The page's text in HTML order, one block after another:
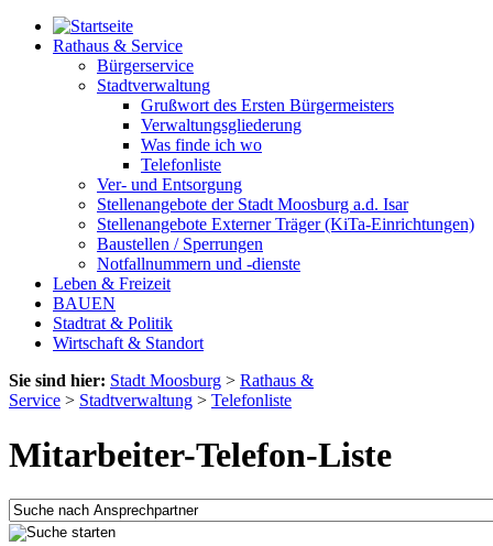
Rathaus & Service
Bürgerservice
Stadtverwaltung
Grußwort des Ersten Bürgermeisters
Verwaltungsgliederung
Was finde ich wo
Telefonliste
Ver- und Entsorgung
Stellenangebote der Stadt Moosburg a.d. Isar
Stellenangebote Externer Träger (KiTa-Einrichtungen)
Baustellen / Sperrungen
Notfallnummern und -dienste
Leben & Freizeit
BAUEN
Stadtrat & Politik
Wirtschaft & Standort
Sie sind hier: Stadt Moosburg > Rathaus &
Service > Stadtverwaltung > Telefonliste
Mitarbeiter-Telefon-Liste